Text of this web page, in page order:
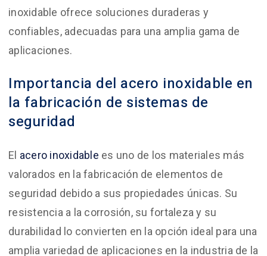
inoxidable ofrece soluciones duraderas y
confiables, adecuadas para una amplia gama de
aplicaciones.
Importancia del acero inoxidable en
la fabricación de sistemas de
seguridad
El acero inoxidable es uno de los materiales más
valorados en la fabricación de elementos de
seguridad debido a sus propiedades únicas. Su
resistencia a la corrosión, su fortaleza y su
durabilidad lo convierten en la opción ideal para una
amplia variedad de aplicaciones en la industria de la